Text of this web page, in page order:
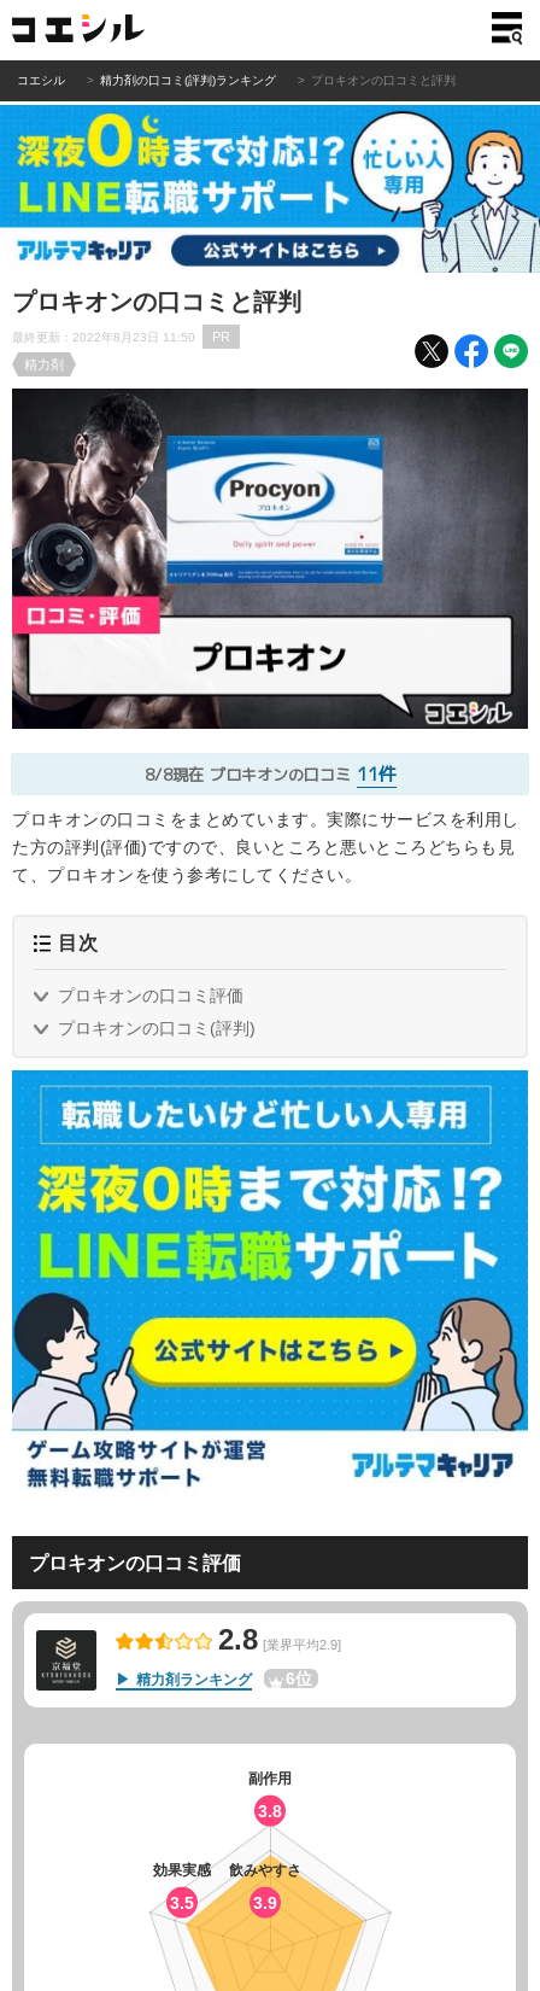
コエシル 精力剤の口コミ(評判)ランキング プロキオンの口コミと評判
プロキオンの口コミと評判
最終更新：2022年8月23日 11:50
PR
精力剤
8/8現在 プロキオンの口コミ 11件
プロキオンの口コミをまとめています。実際にサービスを利用し
た方の評判(評価)ですので、良いところと悪いところどちらも見
て、プロキオンを使う参考にしてください。
目次
プロキオンの口コミ評価
プロキオンの口コミ(評判)
プロキオンの口コミ評価
2.8 [業界平均2.9]
精力剤ランキング 6位
副作用
3.8
飲みやすさ
3.9
効果実感
3.5